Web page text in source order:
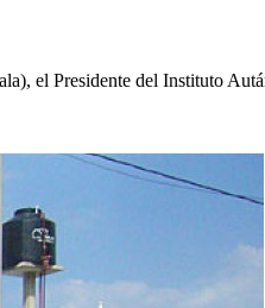
el Presidente del Instituto